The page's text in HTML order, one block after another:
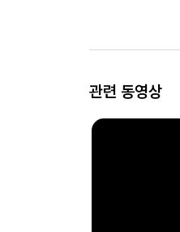
관련 동영상